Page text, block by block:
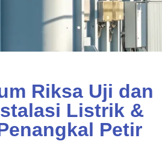
Riksa Uji dan
Listrik &
Petir